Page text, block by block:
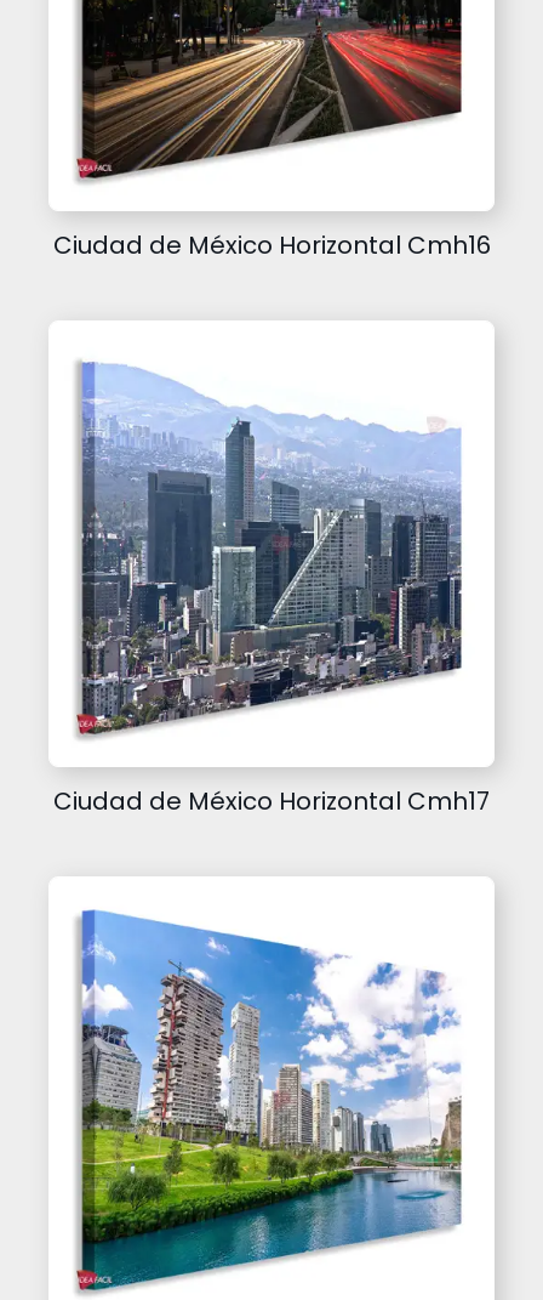
Ciudad de México Horizontal Cmh16
Ciudad de México Horizontal Cmh17